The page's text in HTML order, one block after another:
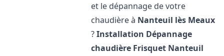
et le dépannage de votre
chaudière à Nanteuil lès Meaux
?Installation Dépannage
chaudière Frisquet Nanteuil